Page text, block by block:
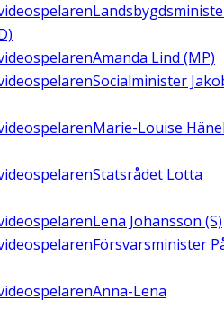
Amanda Lind (MP)
Socialminister
Marie-Louise
Statsrådet Lotta
Lena Johansson (S)
Försvarsminister
Anna-Lena